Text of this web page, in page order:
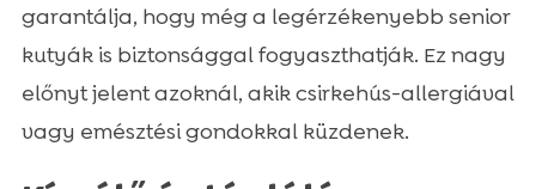
garantálja, hogy még a legérzékenyebb senior
kutyák is biztonsággal fogyaszthatják. Ez nagy
előnyt jelent azoknál, akik csirkehús-allergiával
vagy emésztési gondokkal küzdenek.